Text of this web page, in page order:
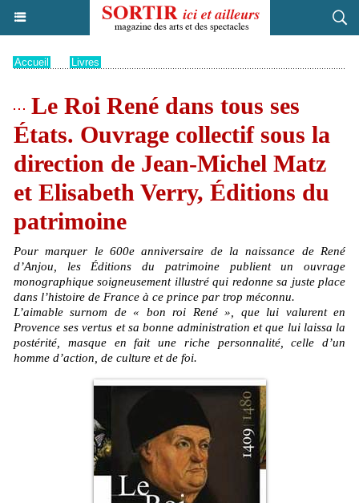
Accueil Livres
Le Roi René dans tous ses
États. Ouvrage collectif sous la
direction de Jean-Michel Matz
et Elisabeth Verry, Éditions du
patrimoine
Pour marquer le 600e anniversaire de la naissance de René
d’Anjou, les Éditions du patrimoine publient un ouvrage
monographique soigneusement illustré qui redonne sa juste place
dans l’histoire de France à ce prince par trop méconnu.
L’aimable surnom de « bon roi René », que lui valurent en
Provence ses vertus et sa bonne administration et que lui laissa la
postérité, masque en fait une riche personnalité, celle d’un
homme d’action, de culture et de foi.